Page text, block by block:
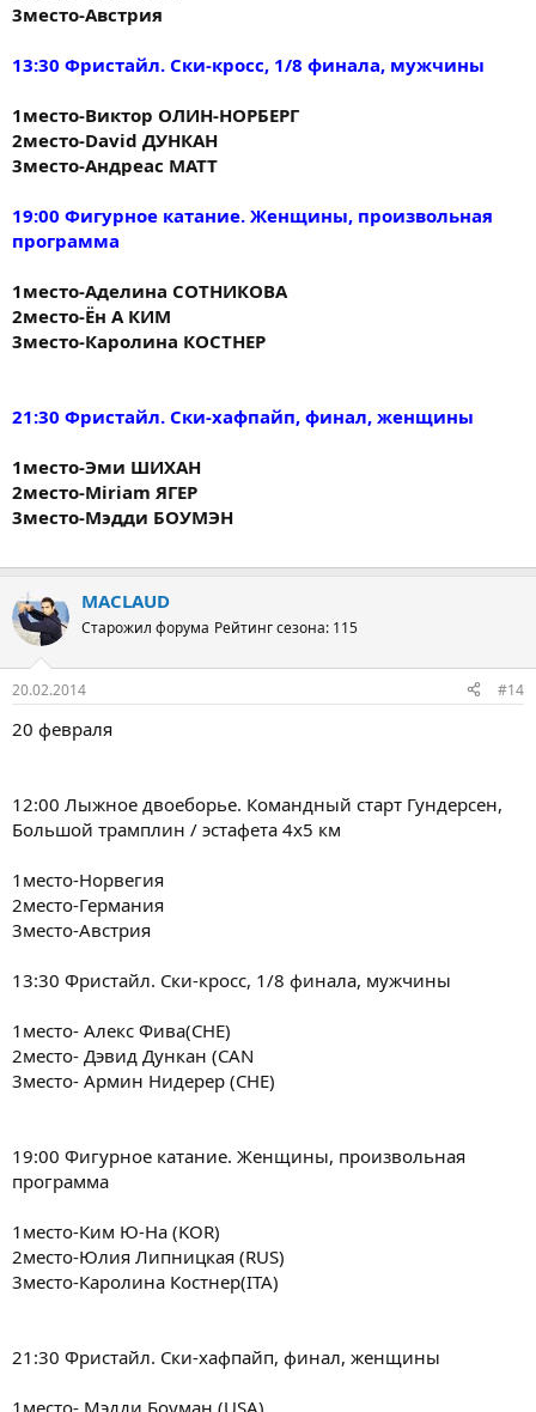
3место-Австрия
13:30 Фристайл. Ски-кросс, 1/8 финала, мужчины
1место-Виктор ОЛИН-НОРБЕРГ
2место-David ДУНКАН
3место-Андреас МАТТ
19:00 Фигурное катание. Женщины, произвольная
программа
1место-Аделина СОТНИКОВА
2место-Ён А КИМ
3место-Каролина КОСТНЕР
21:30 Фристайл. Ски-хафпайп, финал, женщины
1место-Эми ШИХАН
2место-Miriam ЯГЕР
3место-Мэдди БОУМЭН
MACLAUD
Старожил форума Рейтинг сезона: 115
20.02.2014 #14
20 февраля
12:00 Лыжное двоеборье. Командный старт Гундерсен,
Большой трамплин / эстафета 4х5 км
1место-Норвегия
2место-Германия
3место-Австрия
13:30 Фристайл. Ски-кросс, 1/8 финала, мужчины
1место- Алекс Фива(CHE)
2место- Дэвид Дункан (CAN
3место- Армин Нидерер (CHE)
19:00 Фигурное катание. Женщины, произвольная
программа
1место-Ким Ю-На (KOR)
2место-Юлия Липницкая (RUS)
3место-Каролина Костнер(ITA)
21:30 Фристайл. Ски-хафпайп, финал, женщины
1место- Мэдди Боуман (USA)